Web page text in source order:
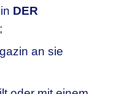
DER
an sie